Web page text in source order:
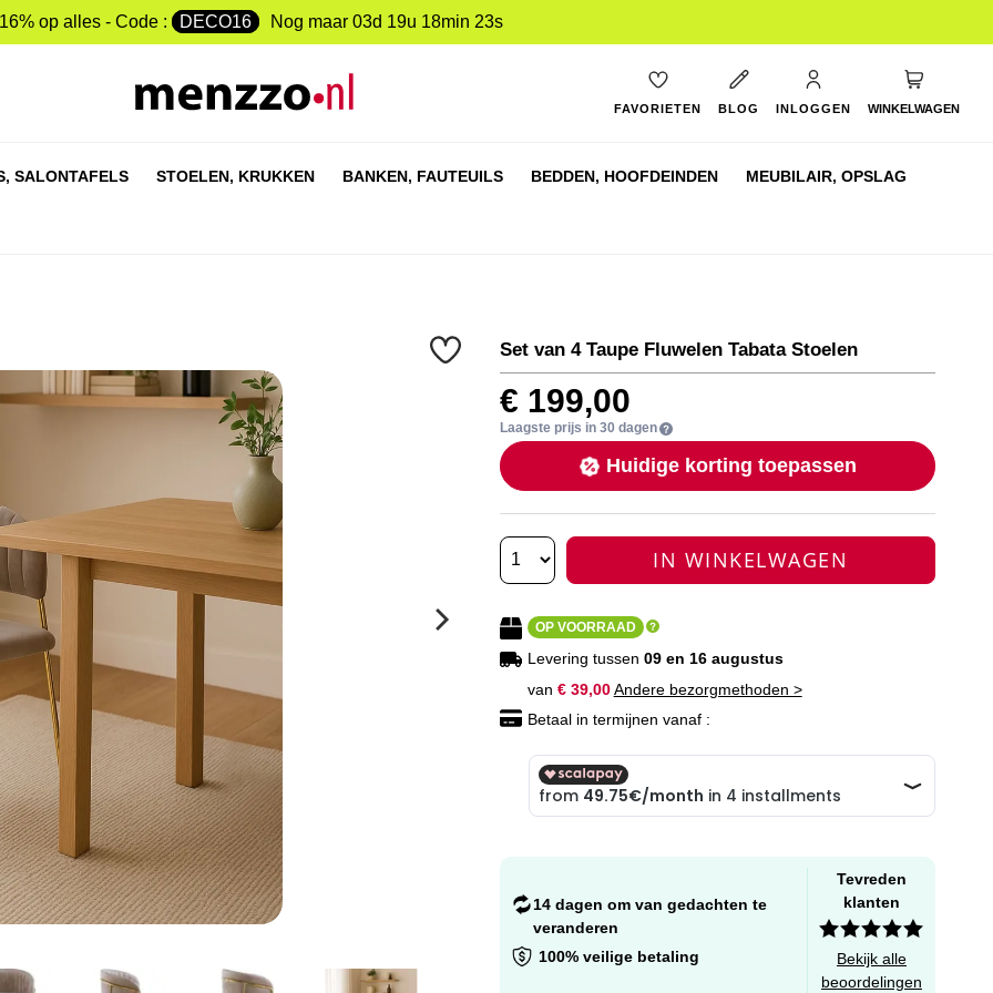
op alles - Code : DECO16 Nog maar 03d 19u 18min 22s
FAVORIETEN BLOG INLOGGEN WINKELWAGEN
SALONTAFELS STOELEN, KRUKKEN BANKEN, FAUTEUILS BEDDEN, HOOFDEINDEN MEUBILAIR, OPSLAG
Set van 4 Taupe Fluwelen Tabata Stoelen
€ 199,00
Laagste prijs in 30 dagen
Huidige korting toepassen
IN WINKELWAGEN
OP VOORRAAD
Levering tussen 09 en 16 augustus
van € 39,00 Andere bezorgmethoden >
Betaal in termijnen vanaf :
14 dagen om van gedachten te
veranderen
100% veilige betaling
Tevreden
klanten
Bekijk alle
beoordelingen